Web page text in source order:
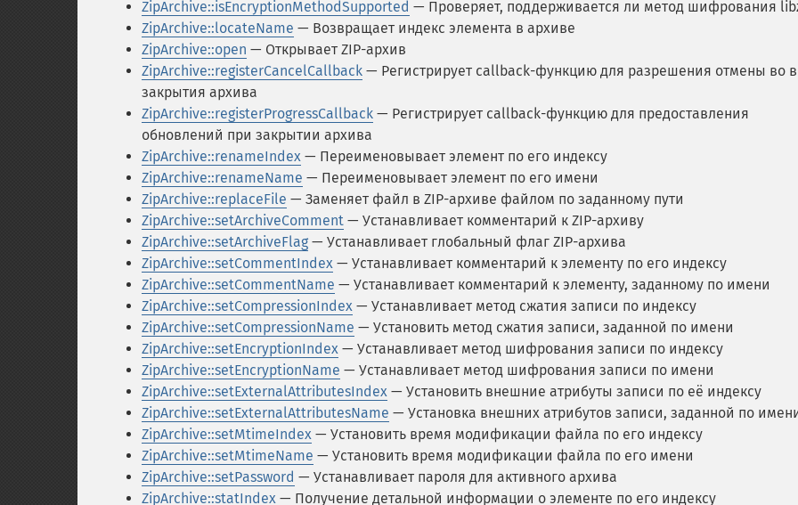
ZipArchive::isEncryptionMethodSupported — Проверяет, поддерживается ли метод шифрования
ZipArchive::locateName — Возвращает индекс элемента в архиве
ZipArchive::open — Открывает ZIP-архив
ZipArchive::registerCancelCallback — Регистрирует callback-функцию для разрешения отмены во
закрытия архива
ZipArchive::registerProgressCallback — Регистрирует callback-функцию для предоставления
обновлений при закрытии архива
ZipArchive::renameIndex — Переименовывает элемент по его индексу
ZipArchive::renameName — Переименовывает элемент по его имени
ZipArchive::replaceFile — Заменяет файл в ZIP-архиве файлом по заданному пути
ZipArchive::setArchiveComment — Устанавливает комментарий к ZIP-архиву
ZipArchive::setArchiveFlag — Устанавливает глобальный флаг ZIP-архива
ZipArchive::setCommentIndex — Устанавливает комментарий к элементу по его индексу
ZipArchive::setCommentName — Устанавливает комментарий к элементу, заданному по имени
ZipArchive::setCompressionIndex — Устанавливает метод сжатия записи по индексу
ZipArchive::setCompressionName — Установить метод сжатия записи, заданной по имени
ZipArchive::setEncryptionIndex — Устанавливает метод шифрования записи по индексу
ZipArchive::setEncryptionName — Устанавливает метод шифрования записи по имени
ZipArchive::setExternalAttributesIndex — Установить внешние атрибуты записи по её индексу
ZipArchive::setExternalAttributesName — Установка внешних атрибутов записи, заданной по
ZipArchive::setMtimeIndex — Установить время модификации файла по его индексу
ZipArchive::setMtimeName — Установить время модификации файла по его имени
ZipArchive::setPassword — Устанавливает пароля для активного архива
ZipArchive::statIndex — Получение детальной информации о элементе по его индексу